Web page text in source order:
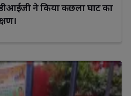
डीआईजी ने किया कछला घाट का